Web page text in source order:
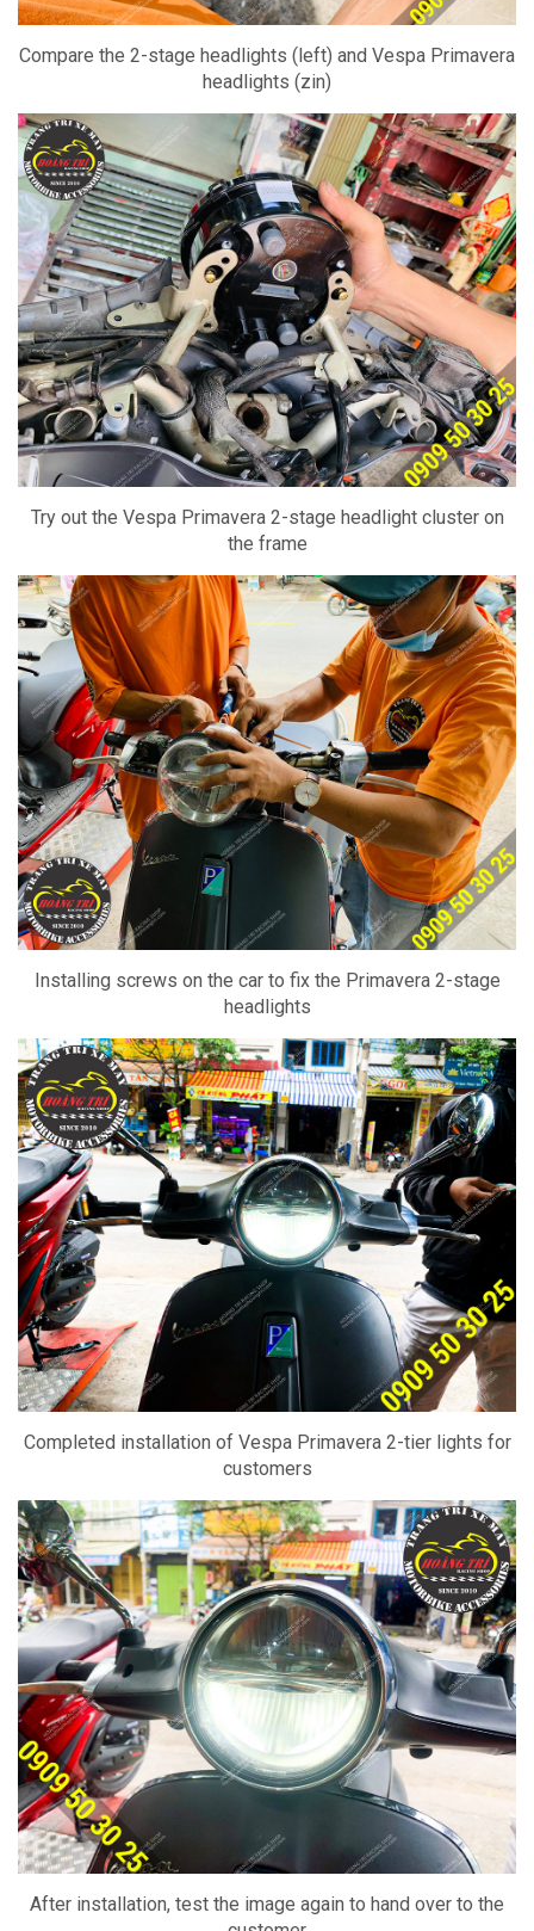
Compare the 2-stage headlights (left) and Vespa Primavera
headlights (zin)
Try out the Vespa Primavera 2-stage headlight cluster on
the frame
Installing screws on the car to fix the Primavera 2-stage
headlights
Completed installation of Vespa Primavera 2-tier lights for
customers
After installation, test the image again to hand over to the